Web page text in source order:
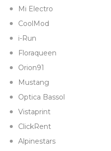
Mi Electro
CoolMod
i-Run
Floraqueen
Orion91
Mustang
Optica Bassol
Vistaprint
ClickRent
Alpinestars